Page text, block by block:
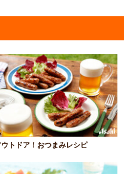
ウトドア！おつまみレシピ